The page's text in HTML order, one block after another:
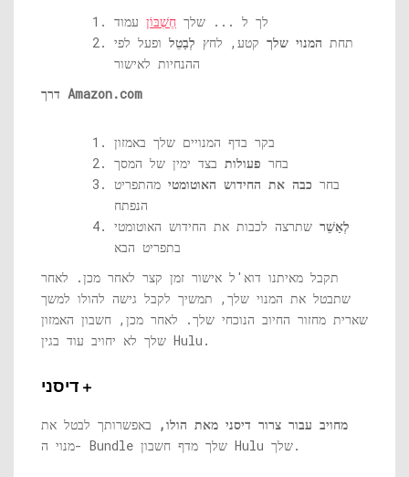
לך ל ... שלך חֶשְׁבּוֹן עמוד
תחת המנוי שלך קטע, לחץ לְבַטֵל ופעל לפי
ההנחיות לאישור
Amazon.com
בקר בדף המנויים שלך באמזון
בחר פעולות בצד ימין של המסך
בחר כבה את החידוש האוטומטי מהתפריט
הנפתח
לְאַשֵׁר שתרצה לכבות את החידוש האוטומטי
בתפריט הבא
תקבל מאיתנו דוא'ל אישור זמן קצר לאחר מכן. לאחר
שתבטל את המנוי שלך, תמשיך לקבל גישה להולו למשך
שארית מחזור החיוב הנוכחי שלך. לאחר מכן, חשבון האמזון
שלך לא יחויב עוד בגין Hulu.
דיסני +
מחויב עבור צרור דיסני מאת הולו, באפשרותך לבטל את
מנוי ה- Bundle שלך ​​מדף חשבון Hulu שלך.